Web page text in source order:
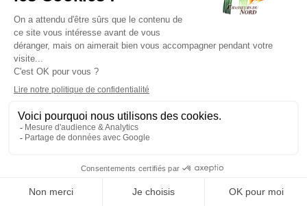
FDC 59
680 B RUE DE LA GRISE CHEMISE
DREVE NOTRE DAME D’AMOUR
webfdc59@chasse59.net